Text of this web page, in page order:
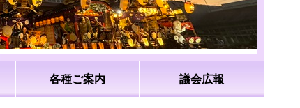
各種ご案内 議会広報